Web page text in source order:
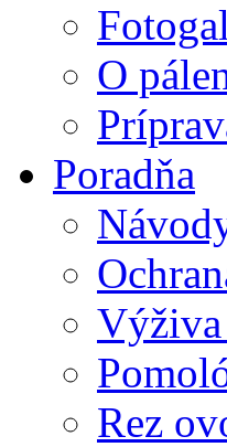
O
Poradňa
Výživa
Rez